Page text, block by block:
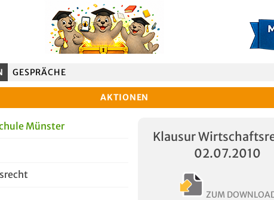
GESPRÄCHE
AKTIONEN
Münster
Klausur
02.07.2010
ZUM